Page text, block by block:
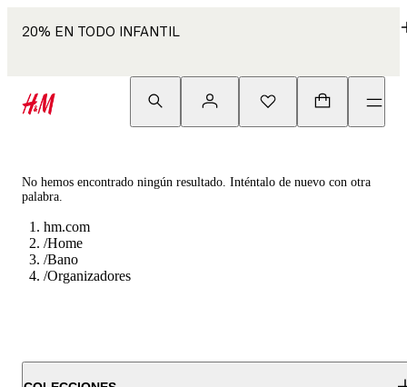
20% EN TODO INFANTIL
No hemos encontrado ningún resultado. Inténtalo de nuevo con otra
palabra.
hm.com
/Home
/Bano
/Organizadores